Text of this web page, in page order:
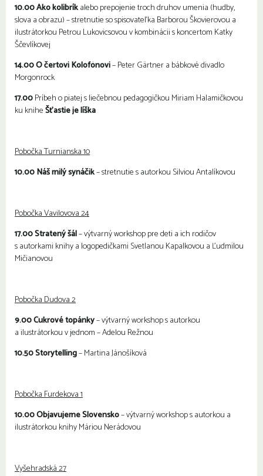
10.00 Ako kolibríkalebo prepojenie troch druhov umenia (hudby,
slova a obrazu) – stretnutie so spisovateľka Barborou Škovierovou a
ilustrátorkou Petrou Lukovicsovou v kombinácii s koncertom Katky
Ščevlíkovej
14.00 O čertovi Kolofónovi– Peter Gärtner a bábkové divadlo
Morgonrock
17.00Príbeh o piatej s liečebnou pedagogičkou Miriam Halamičkovou
ku kniheŠťastie je líška
Pobočka Turnianska 10
10.00 Náš milý synáčik– stretnutie s autorkou Silviou Antalíkovou
Pobočka Vavilovova 24
17.00 Stratený šál– výtvarný workshop pre deti a ich rodičov
s autorkami knihy a logopedičkami Svetlanou Kapalkovou a Ľudmilou
Mičianovou
Pobočka Dudova 2
9.00 Cukrové topánky– výtvarný workshop s autorkou
a ilustrátorkou v jednom – Adelou Režnou
10.50 Storytelling– Martina Jánošíková
Pobočka Furdekova 1
10.00 Objavujeme Slovensko– výtvarný workshop s autorkou a
ilustrátorkou knihy Máriou Nerádovou
Vyšehradská 27